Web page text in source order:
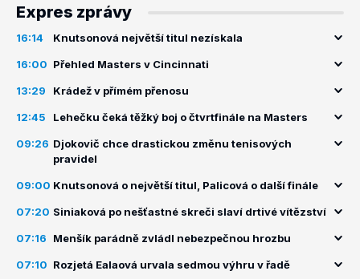
Expres zprávy
16:14 Knutsonová největší titul nezískala
16:00 Přehled Masters v Cincinnati
13:29 Krádež v přímém přenosu
12:45 Lehečku čeká těžký boj o čtvrtfinále na Masters
09:26 Djokovič chce drastickou změnu tenisových
pravidel
09:00 Knutsonová o největší titul, Palicová o další finále
07:20 Siniaková po nešťastné skreči slaví drtivé vítězství
07:16 Menšík parádně zvládl nebezpečnou hrozbu
07:10 Rozjetá Ealaová urvala sedmou výhru v řadě